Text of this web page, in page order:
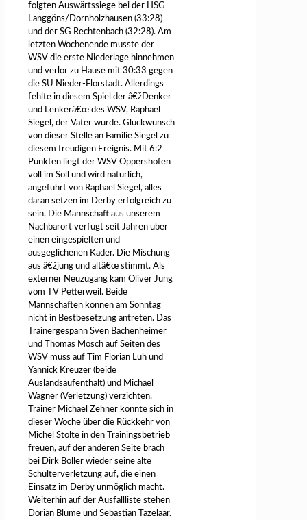
folgten Auswärtssiege bei der HSG
Langgöns/Dornholzhausen (33:28)
und der SG Rechtenbach (32:28). Am
letzten Wochenende musste der
WSV die erste Niederlage hinnehmen
und verlor zu Hause mit 30:33 gegen
die SU Nieder-Florstadt. Allerdings
fehlte in diesem Spiel der â€žDenker
und Lenkerâ€œ des WSV, Raphael
Siegel, der Vater wurde. Glückwunsch
von dieser Stelle an Familie Siegel zu
diesem freudigen Ereignis. Mit 6:2
Punkten liegt der WSV Oppershofen
voll im Soll und wird natürlich,
angeführt von Raphael Siegel, alles
daran setzen im Derby erfolgreich zu
sein. Die Mannschaft aus unserem
Nachbarort verfügt seit Jahren über
einen eingespielten und
ausgeglichenen Kader. Die Mischung
aus â€žjung und altâ€œ stimmt. Als
externer Neuzugang kam Oliver Jung
vom TV Petterweil. Beide
Mannschaften können am Sonntag
nicht in Bestbesetzung antreten. Das
Trainergespann Sven Bachenheimer
und Thomas Mosch auf Seiten des
WSV muss auf Tim Florian Luh und
Yannick Kreuzer (beide
Auslandsaufenthalt) und Michael
Wagner (Verletzung) verzichten.
Trainer Michael Zehner konnte sich in
dieser Woche über die Rückkehr von
Michel Stolte in den Trainingsbetrieb
freuen, auf der anderen Seite brach
bei Dirk Boller wieder seine alte
Schulterverletzung auf, die einen
Einsatz im Derby unmöglich macht.
Weiterhin auf der Ausfallliste stehen
Dorian Blume und Sebastian Tazelaar.